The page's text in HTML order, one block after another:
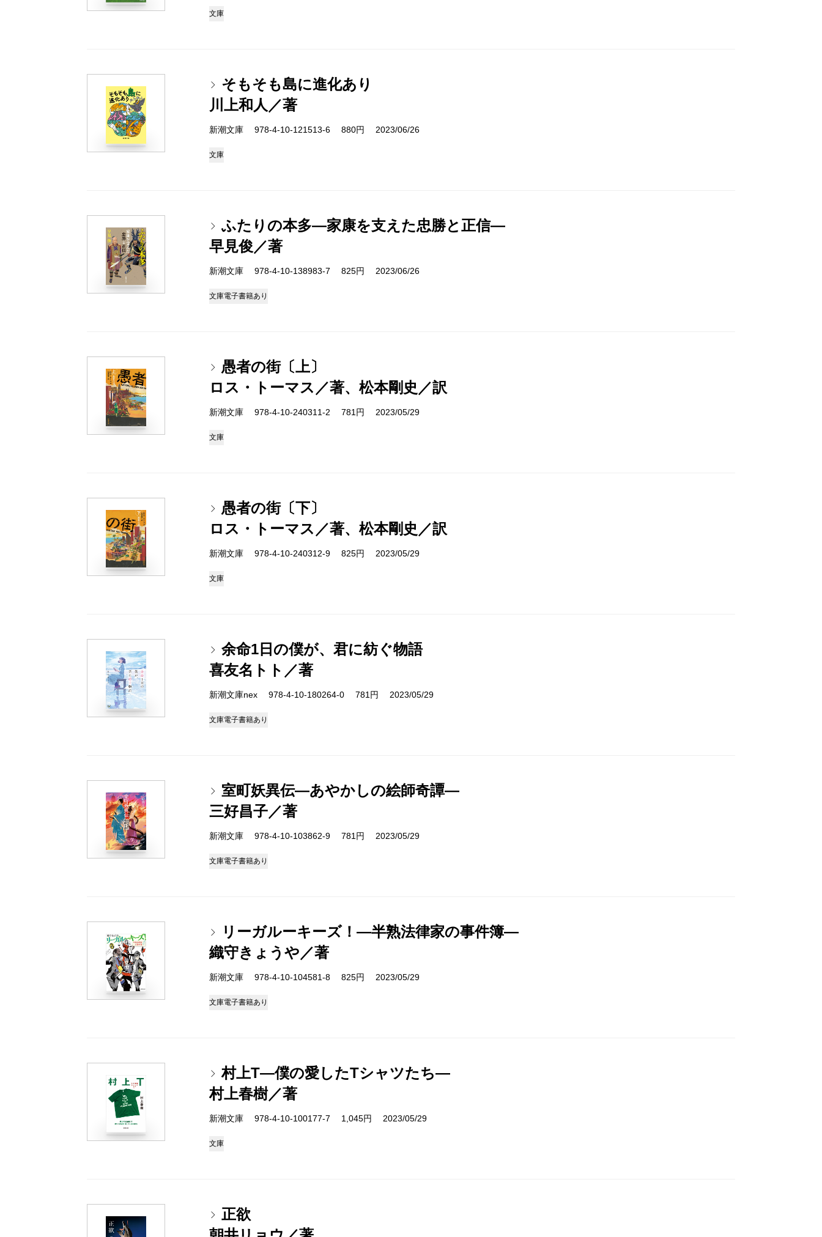
文庫
そもそも島に進化あり
川上和人／著
新潮文庫 978-4-10-121513-6 880円 2023/06/26
文庫
ふたりの本多―家康を支えた忠勝と正信―
早見俊／著
新潮文庫 978-4-10-138983-7 825円 2023/06/26
文庫電子書籍あり
愚者の街〔上〕
ロス・トーマス／著、松本剛史／訳
新潮文庫 978-4-10-240311-2 781円 2023/05/29
文庫
愚者の街〔下〕
ロス・トーマス／著、松本剛史／訳
新潮文庫 978-4-10-240312-9 825円 2023/05/29
文庫
余命1日の僕が、君に紡ぐ物語
喜友名トト／著
新潮文庫nex 978-4-10-180264-0 781円 2023/05/29
文庫電子書籍あり
室町妖異伝―あやかしの絵師奇譚―
三好昌子／著
新潮文庫 978-4-10-103862-9 781円 2023/05/29
文庫電子書籍あり
リーガルーキーズ！―半熟法律家の事件簿―
織守きょうや／著
新潮文庫 978-4-10-104581-8 825円 2023/05/29
文庫電子書籍あり
村上T―僕の愛したTシャツたち―
村上春樹／著
新潮文庫 978-4-10-100177-7 1,045円 2023/05/29
文庫
正欲